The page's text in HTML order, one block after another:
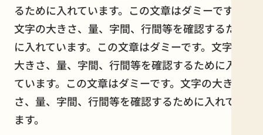
るために入れています。この文章はダミーです。
文字の大きさ、量、字間、行間等を確認するため
に入れています。この文章はダミーです。文字の
大きさ、量、字間、行間等を確認するために入れ
ています。この文章はダミーです。文字の大き
さ、量、字間、行間等を確認するために入れてい
ます。